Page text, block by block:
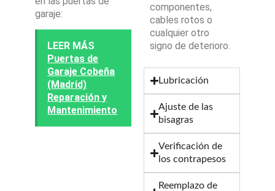
garaje:
LEER MÁS
Puertas de
Garaje Cobeña
(Madrid)
Reparación y
Mantenimiento
componentes,
cables rotos o
cualquier otro
signo de deterioro.
Lubricación
Ajuste de las
bisagras
Verificación de
los contrapesos
Reemplazo de